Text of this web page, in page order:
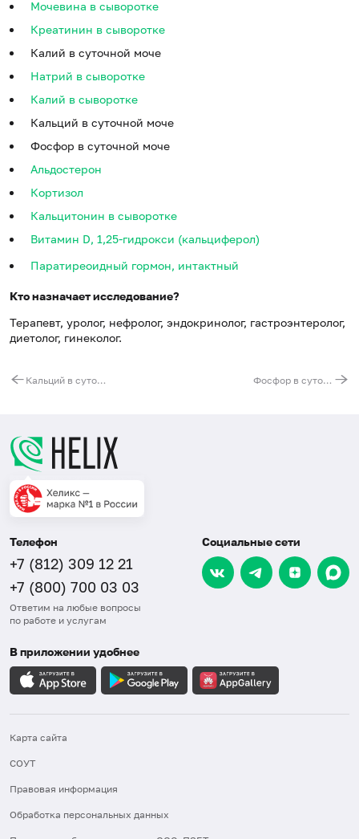
Мочевина в сыворотке
Креатинин в сыворотке
Калий в суточной моче
Натрий в сыворотке
Калий в сыворотке
Кальций в суточной моче
Фосфор в суточной моче
Альдостерон
Кортизол
Кальцитонин в сыворотке
Витамин D, 1,25-гидрокси (кальциферол)
Паратиреоидный гормон, интактный
Кто назначает исследование?
Терапевт, уролог, нефролог, эндокринолог, гастроэнтеролог,
диетолог, гинеколог.
Кальций в суточной моче Фосфор в суточной моче
Телефон
+7 (812) 309 12 21
+7 (800) 700 03 03
Ответим на любые вопросы
по работе и услугам
Социальные сети
В приложении удобнее
Карта сайта
СОУТ
Правовая информация
Обработка персональных данных